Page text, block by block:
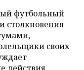
футбольный
столкновения
своих